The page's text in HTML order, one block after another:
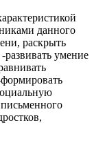
данного
раскрыть
развивать умение